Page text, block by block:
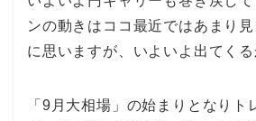
ンの動きはココ最近ではあまり
に思いますが、いよいよ出てくる
「9月大相場」の始まりとなりト